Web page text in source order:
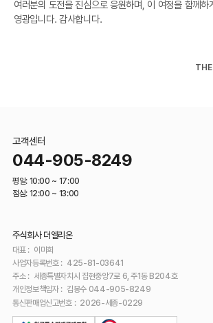
여러분의 도전을 진심으로 응원하며, 이 여정을 함께하
영광입니다. 감사합니다.
THE
고객센터
044-905-8249
평일: 10:00 ~ 17:00
점심: 12:00 ~ 13:00
주식회사 더엘리온
대표 : 이미희
사업자등록번호 : 425-81-03641
주소 : 세종특별자치시 집현중앙7로 6, 주1동 B204호
개인정보책임자 : 김봉수 044-905-8249
통신판매업신고번호 : 2026-세종-0229